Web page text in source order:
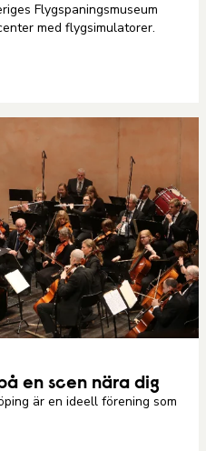
Flygspaningsmuseum
med flygsimulatorer.
en scen nära dig
är en ideell förening som